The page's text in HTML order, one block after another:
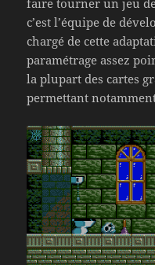
faire tourner un jeu
c’est l’équipe de
chargé de cette
paramétrage assez
la plupart des cartes
permettant